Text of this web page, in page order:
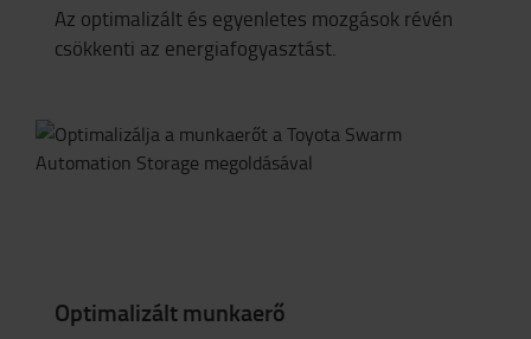
Az optimalizált és egyenletes mozgások révén
csökkenti az energiafogyasztást.
Optimalizált munkaerő